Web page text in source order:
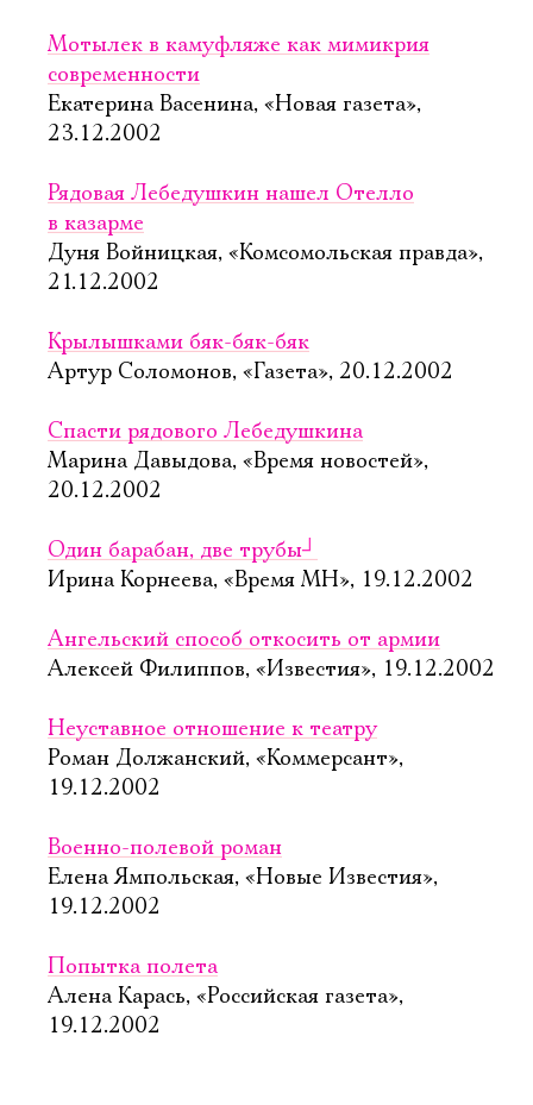
Мотылек в камуфляже как мимикрия
современности
Екатерина Васенина, «Новая газета»,
23.12.2002
Рядовая Лебедушкин нашел Отелло
в казарме
Дуня Войницкая, «Комсомольская правда»,
21.12.2002
Крылышками бяк-бяк-бяк
Артур Соломонов, «Газета», 20.12.2002
Спасти рядового Лебедушкина
Марина Давыдова, «Время новостей»,
20.12.2002
Один барабан, две трубы┘
Ирина Корнеева, «Время МН», 19.12.2002
Ангельский способ откосить от армии
Алексей Филиппов, «Известия», 19.12.2002
Неуставное отношение к театру
Роман Должанский, «Коммерсант»,
19.12.2002
Военно-полевой роман
Елена Ямпольская, «Новые Известия»,
19.12.2002
Попытка полета
Алена Карась, «Российская газета»,
19.12.2002